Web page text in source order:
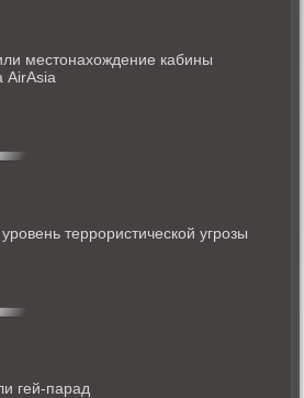
местонахождение кабины
AirAsia
террористической угрозы
гей-парад